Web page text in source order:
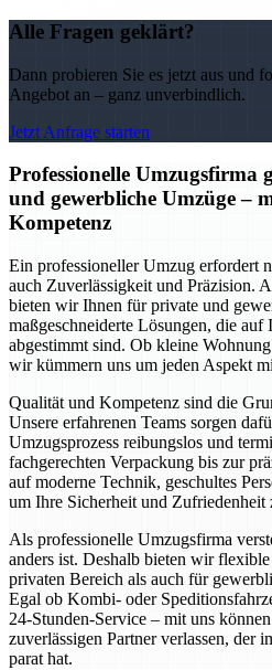
Alle Fragen geklärt?
Dann probieren Sie es jetzt aus und
Angebot an – ganz unverbindlich.
Jetzt Anfrage starten
Professionelle Umzugsfirma
und gewerbliche Umzüge –
Kompetenz
Ein professioneller Umzug erfordert
auch Zuverlässigkeit und Präzision.
bieten wir Ihnen für private und
maßgeschneiderte Lösungen, die
abgestimmt sind. Ob kleine
wir kümmern uns um jeden Aspekt
Qualität und Kompetenz sind die
Unsere erfahrenen Teams sorgen
Umzugsprozess reibungslos und
fachgerechten Verpackung bis zur
auf moderne Technik, geschultes
um Ihre Sicherheit und Zufriedenheit
Als professionelle Umzugsfirma
anders ist. Deshalb bieten wir
privaten Bereich als auch für
Egal ob Kombi- oder
24-Stunden-Service – mit uns
zuverlässigen Partner verlassen, der
parat hat.